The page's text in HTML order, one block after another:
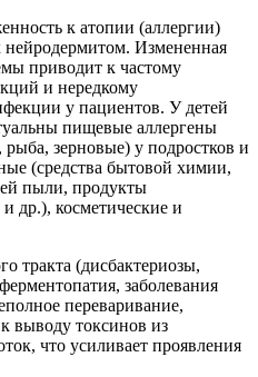
к атопии (аллергии)
нейродермитом. Измененная
приводит к частому
и нередкому
у пациентов. У детей
пищевые аллергены
зерновые) у подростков и
(средства бытовой химии,
пыли, продукты
др.), косметические и
тракта (дисбактериозы,
заболевания
переваривание,
выводу токсинов из
что усиливает проявления